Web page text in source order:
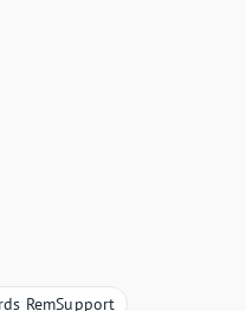
RemSupport